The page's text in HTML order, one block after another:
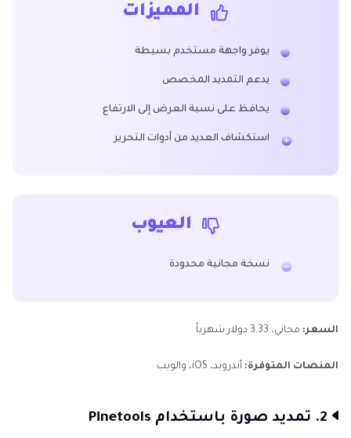
المميزات
يوفر واجهة مستخدم بسيطة
يدعم التمديد المخصص
يحافظ على نسبة العرض إلى الارتفاع
استكشاف العديد من أدوات التحرير
العيوب
نسخة مجانية محدودة
السعر: مجاني، 3.33 دولار شهرياً
المنصات المتوفرة: أندرويد، iOS، والويب
2. تمديد صورة باستخدام Pinetools